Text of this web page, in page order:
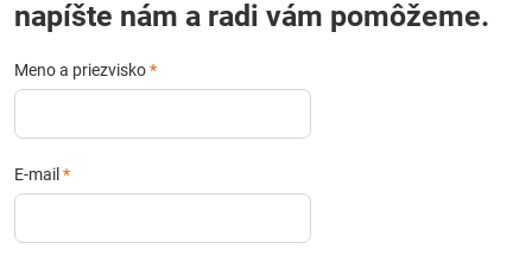
napíšte nám a radi vám pomôžeme.
Meno a priezvisko*
E-mail *